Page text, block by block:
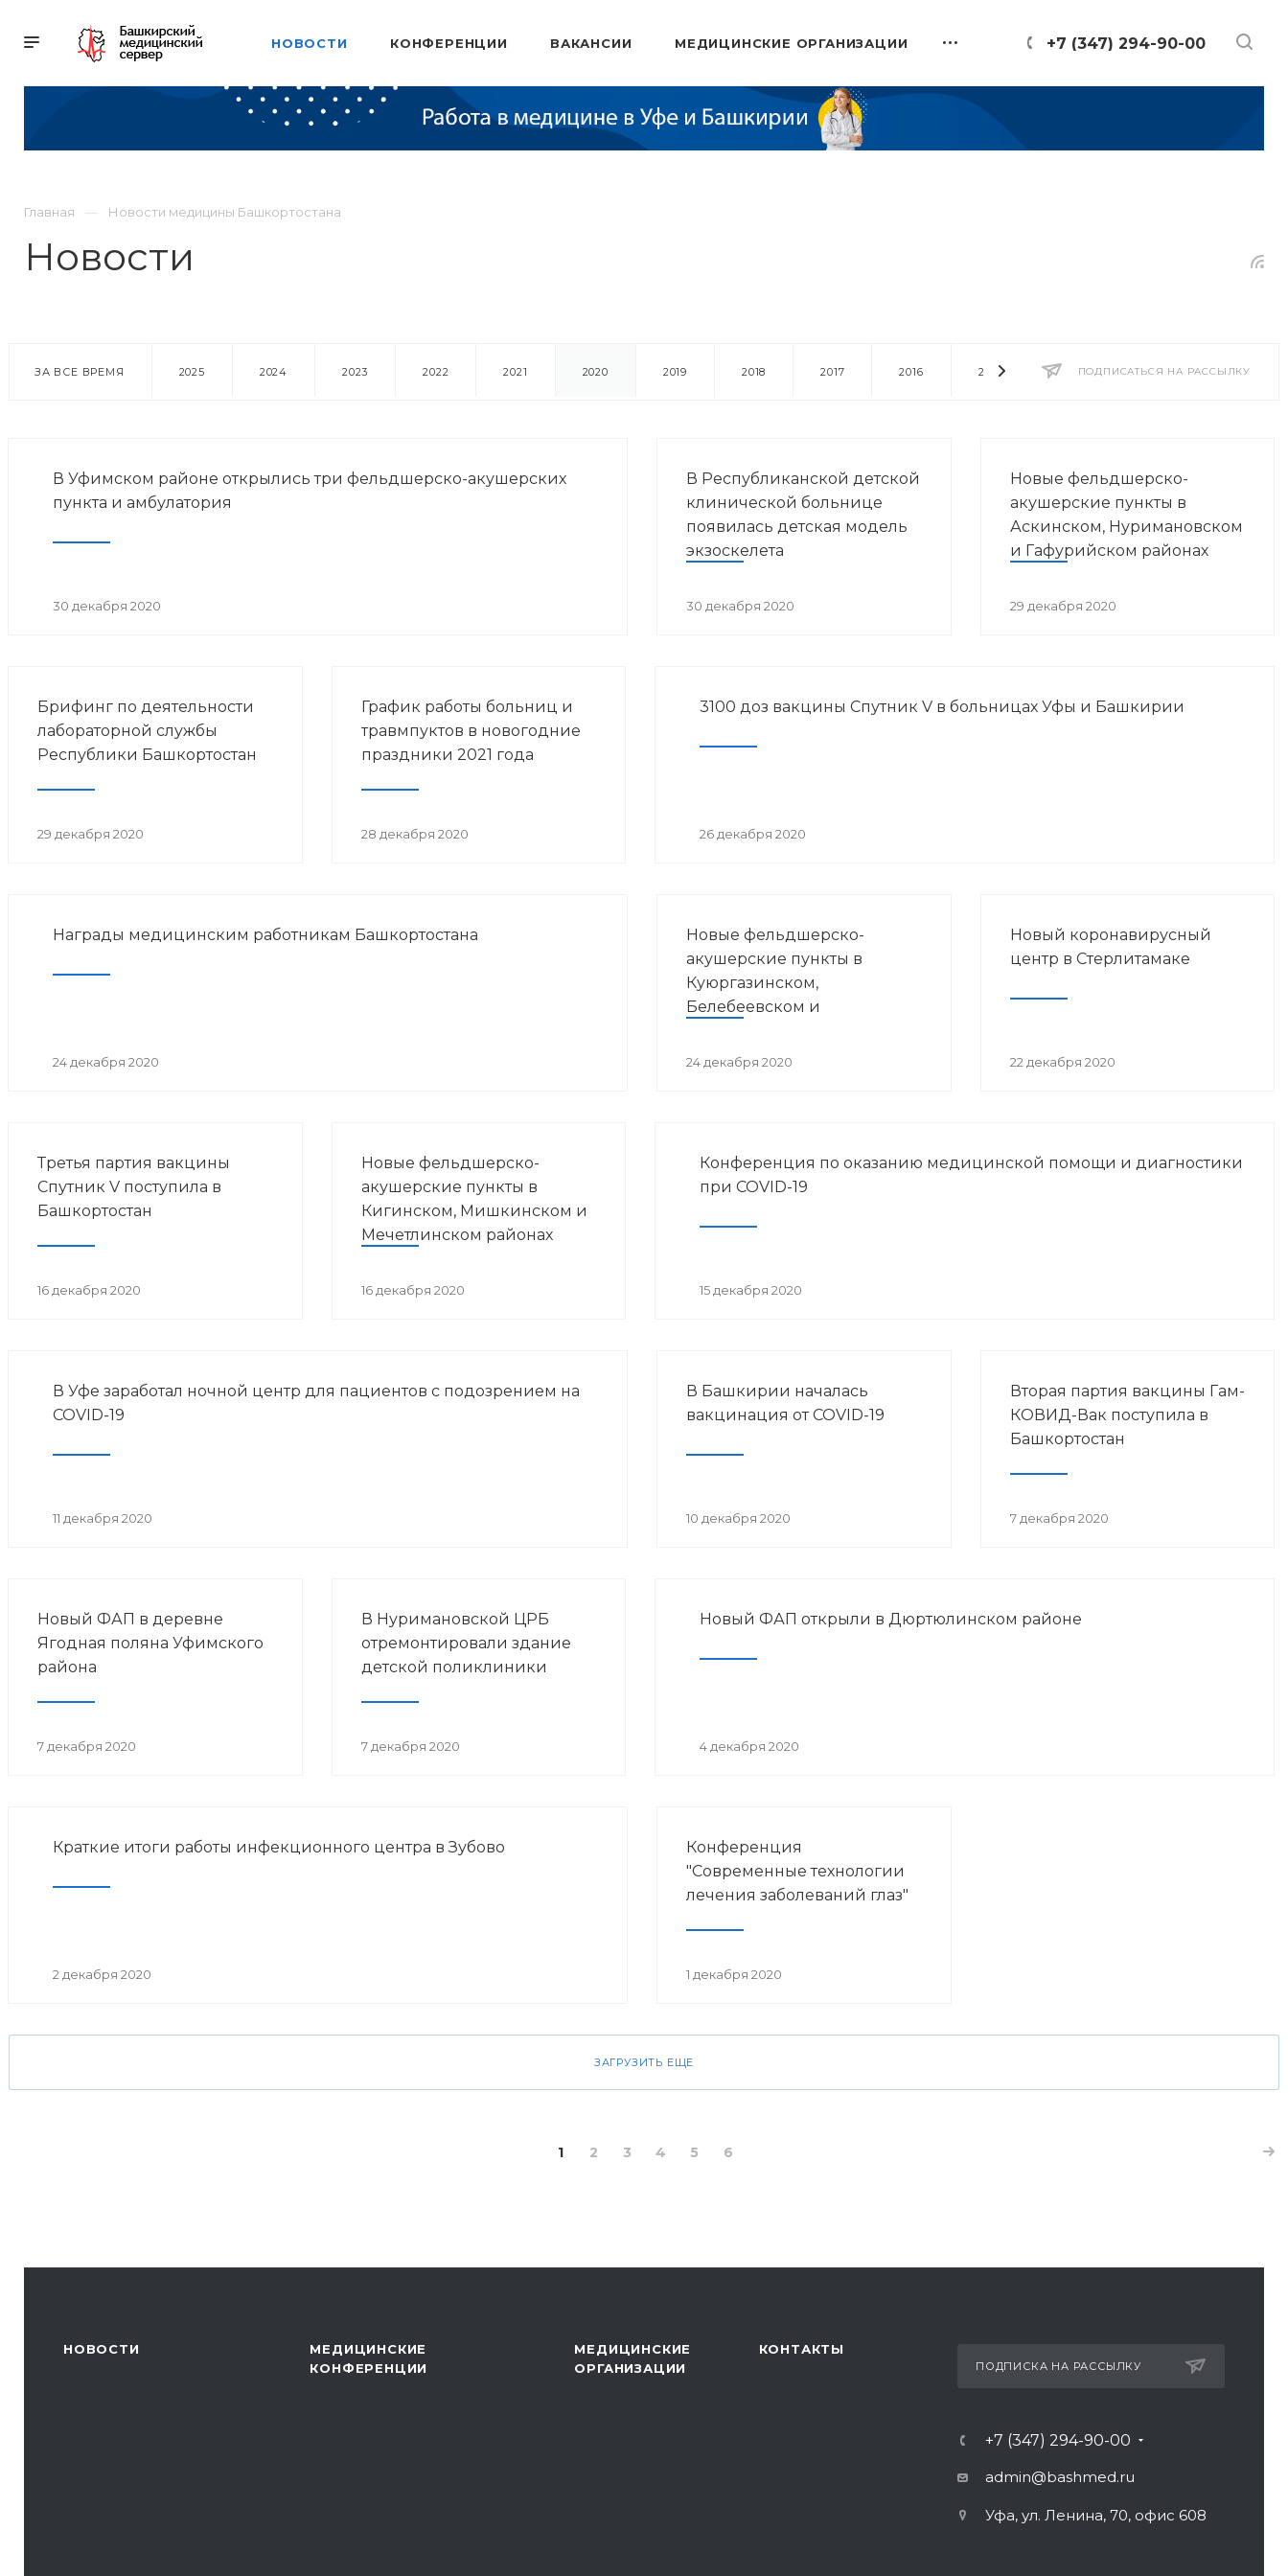
+7 (347) 294-90-00
НОВОСТИ КОНФЕРЕНЦИИ ВАКАНСИИ МЕДИЦИНСКИЕ ОРГАНИЗАЦИИ
Главная Новости медицины Башкортостана
Новости
ПОДПИСАТЬСЯ НА РАССЫЛКУ
ЗА ВСЕ ВРЕМЯ 2025 2024 2023 2022 2021 2020 2019 2018 2017 2016 2014 2013 2012 2011
В Уфимском районе открылись три фельдшерско-акушерских
пункта и амбулатория
30 декабря 2020
В Республиканской детской
клинической больнице
появилась детская модель
экзоскелета
30 декабря 2020
Новые фельдшерско-
акушерские пункты в
Аскинском, Нуримановском
и Гафурийском районах
29 декабря 2020
Брифинг по деятельности
лабораторной службы
Республики Башкортостан
29 декабря 2020
График работы больниц и
травмпуктов в новогодние
праздники 2021 года
28 декабря 2020
3100 доз вакцины Спутник V в больницах Уфы и Башкирии
26 декабря 2020
Награды медицинским работникам Башкортостана
24 декабря 2020
Новые фельдшерско-
акушерские пункты в
Куюргазинском,
Белебеевском и
24 декабря 2020
Новый коронавирусный
центр в Стерлитамаке
22 декабря 2020
Третья партия вакцины
Спутник V поступила в
Башкортостан
16 декабря 2020
Новые фельдшерско-
акушерские пункты в
Кигинском, Мишкинском и
Мечетлинском районах
16 декабря 2020
Конференция по оказанию медицинской помощи и диагностики
при COVID-19
15 декабря 2020
В Уфе заработал ночной центр для пациентов с подозрением на
COVID-19
11 декабря 2020
В Башкирии началась
вакцинация от COVID-19
10 декабря 2020
Вторая партия вакцины Гам-
КОВИД-Вак поступила в
Башкортостан
7 декабря 2020
Новый ФАП в деревне
Ягодная поляна Уфимского
района
7 декабря 2020
В Нуримановской ЦРБ
отремонтировали здание
детской поликлиники
7 декабря 2020
Новый ФАП открыли в Дюртюлинском районе
4 декабря 2020
Краткие итоги работы инфекционного центра в Зубово
2 декабря 2020
Конференция
"Современные технологии
лечения заболеваний глаз"
1 декабря 2020
ЗАГРУЗИТЬ ЕЩЕ
1 2 3 4 5 6
НОВОСТИ
МЕДИЦИНСКИЕ
КОНФЕРЕНЦИИ
МЕДИЦИНСКИЕ
ОРГАНИЗАЦИИ
КОНТАКТЫ
ПОДПИСКА НА РАССЫЛКУ
+7 (347) 294-90-00
admin@bashmed.ru
Уфа, ул. Ленина, 70, офис 608